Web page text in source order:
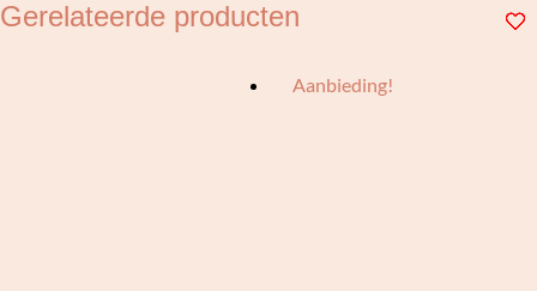
Gerelateerde producten
Aanbieding!